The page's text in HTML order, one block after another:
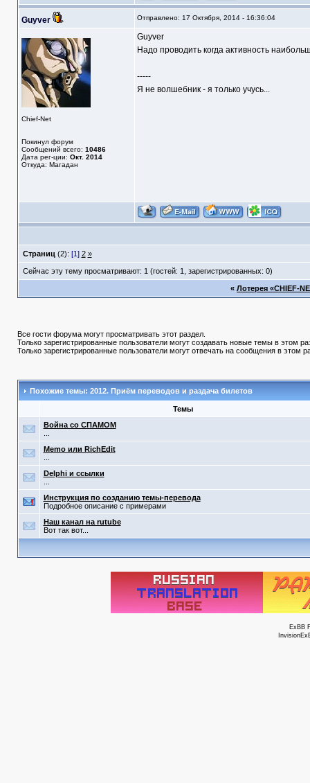
Guyver Отправлено: 17 Октября, 2014 - 16:36:04
Chief-Net
Покинул форум
Сообщений всего: 10486
Дата рег-ции: Окт. 2014
Откуда: Магадан
Guyver
Надо проводить когда активность
-----
Я не волшебник - я только учусь...
Страниц (2): [1] 2 »
Сейчас эту тему просматривают: 1 (гостей: 1, зарегистрированных: 0)
« Лотерея «CHIEF-
Все гости форума могут просматривать этот раздел.
Только зарегистрированные пользователи могут создавать новые темы в этом
Только зарегистрированные пользователи могут отвечать на сообщения в этом
Похожие темы: 2012. Приём переводов и раздача билетов
Темы
Война со СПАМОМ
Memo или RichEdit
Delphi и ссылки
Инструкция по созданию темы-перевода
Подробное описание с примерами
Наш канал на rutube
Вот так вот...
ExBB